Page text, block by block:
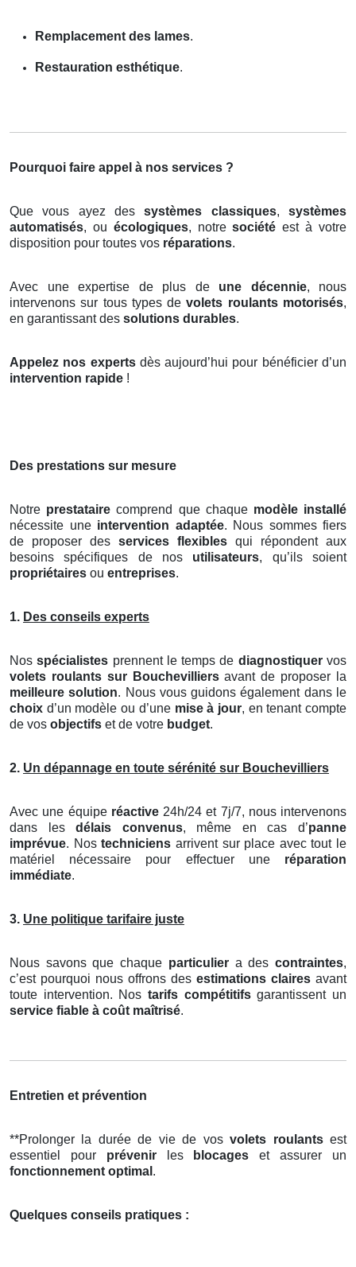
Remplacement des lames.
Restauration esthétique.
Pourquoi faire appel à nos services ?
Que vous ayez dessystèmes classiques,systèmes
automatisés, ou écologiques, notresociété est à votre
disposition pour toutes vos réparations.
Avec une expertise de plus de une décennie, nous
intervenons sur tous types devolets roulants motorisés,
en garantissant des solutions durables.
Appelez nos expertsdès aujourd’hui pour bénéficier d’un
intervention rapide !
Des prestations sur mesure
Notre prestataire comprend que chaque modèle installé
nécessite une intervention adaptée. Nous sommes fiers
de proposer des services flexibles qui répondent aux
besoins spécifiques de nos utilisateurs, qu’ils soient
propriétaires ou entreprises.
1. Des conseils experts
Nosspécialistes prennent le temps de diagnostiquervos
volets roulants sur Bouchevilliersavant de proposer la
meilleure solution. Nous vous guidons également dans le
choix d’un modèle ou d’une mise à jour, en tenant compte
de vos objectifs et de votre budget.
2. Un dépannage en toute sérénité sur Bouchevilliers
Avec une équipe réactive24h/24 et 7j/7, nous intervenons
dans lesdélais convenus, même en cas d’panne
imprévue. Nostechniciens arrivent sur place avec tout le
matériel nécessaire pour effectuer une réparation
immédiate.
3. Une politique tarifaire juste
Nous savons que chaque particuliera descontraintes,
c’est pourquoi nous offrons des estimations claires avant
toute intervention. Nos tarifs compétitifsgarantissent un
service fiable à coût maîtrisé.
Entretien et prévention
**Prolonger la durée de vie de vosvolets roulantsest
essentiel pour prévenirles blocages et assurer un
fonctionnement optimal .
Quelques conseils pratiques :